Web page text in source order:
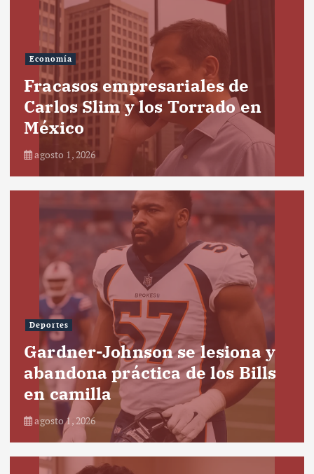
Economía
Fracasos empresariales de
Carlos Slim y los Torrado en
México
agosto 1, 2026
Deportes
Gardner-Johnson se lesiona y
abandona práctica de los Bills
en camilla
agosto 1, 2026